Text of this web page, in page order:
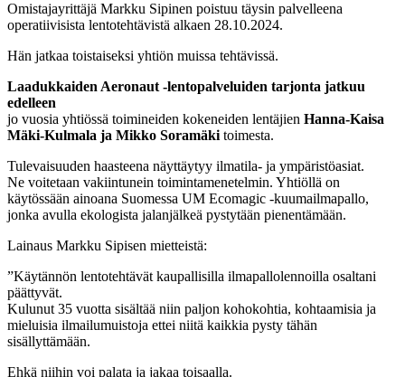
Omistajayrittäjä Markku Sipinen poistuu täysin palvelleena
operatiivisista lentotehtävistä alkaen 28.10.2024.
Hän jatkaa toistaiseksi yhtiön muissa tehtävissä.
Laadukkaiden Aeronaut -lentopalveluiden tarjonta jatkuu
edelleen
jo vuosia yhtiössä toimineiden kokeneiden lentäjien Hanna-Kaisa
Mäki-Kulmala ja Mikko Soramäki toimesta.
Tulevaisuuden haasteena näyttäytyy ilmatila- ja ympäristöasiat.
Ne voitetaan vakiintunein toimintamenetelmin. Yhtiöllä on
käytössään ainoana Suomessa UM Ecomagic -kuumailmapallo,
jonka avulla ekologista jalanjälkeä pystytään pienentämään.
Lainaus Markku Sipisen mietteistä:
”Käytännön lentotehtävät kaupallisilla ilmapallolennoilla osaltani
päättyvät.
Kulunut 35 vuotta sisältää niin paljon kohokohtia, kohtaamisia ja
mieluisia ilmailumuistoja ettei niitä kaikkia pysty tähän
sisällyttämään.
Ehkä niihin voi palata ja jakaa toisaalla.